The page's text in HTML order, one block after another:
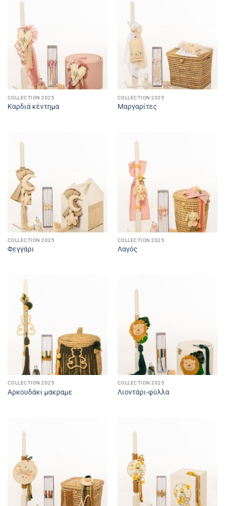
COLLECTION 2025
Καρδιά κέντημα
COLLECTION 2025
Μαργαρίτες
COLLECTION 2025
Φεγγάρι
COLLECTION 2025
Λαγός
COLLECTION 2025
Αρκουδάκι μακραμε
COLLECTION 2025
Λιοντάρι-φύλλα